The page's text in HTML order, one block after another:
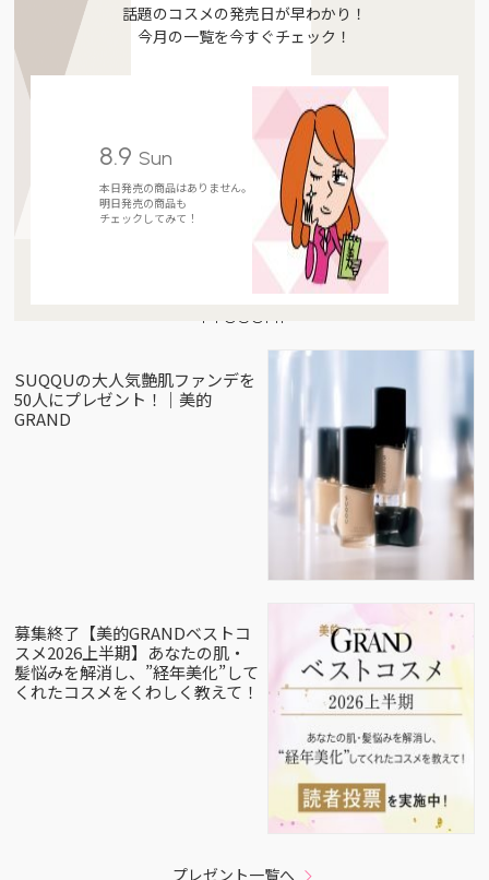
話題のコスメの発売日が早わかり！
今月の一覧を今すぐチェック！
8.9 Sun
本日発売の商品はありません。
明日発売の商品も
チェックしてみて！
Present
SUQQUの大人気艶肌ファンデを
50人にプレゼント！｜美的
GRAND
募集終了【美的GRANDベストコ
スメ2026上半期】あなたの肌・
髪悩みを解消し、”経年美化”して
くれたコスメをくわしく教えて！
プレゼント一覧へ